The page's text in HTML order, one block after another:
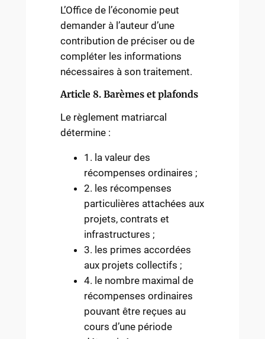
L’Office de l’économie peut
demander à l’auteur d’une
contribution de préciser ou de
compléter les informations
nécessaires à son traitement.
Article 8. Barèmes et plafonds
Le règlement matriarcal
détermine :
1. la valeur des
récompenses ordinaires ;
2. les récompenses
particulières attachées aux
projets, contrats et
infrastructures ;
3. les primes accordées
aux projets collectifs ;
4. le nombre maximal de
récompenses ordinaires
pouvant être reçues au
cours d’une période